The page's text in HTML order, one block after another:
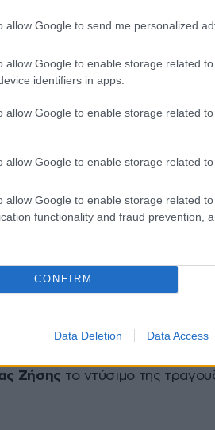
allow Google to send me personalized
allow Google to enable storage related
identifiers in apps.
allow Google to enable storage related
allow Google to enable storage related to
allow Google to enable storage related
functionality and fraud prevention,
CONFIRM
Data Deletion Data Access
Πουλόπουλος στην
Ζήσηςτο ντύσιμο της